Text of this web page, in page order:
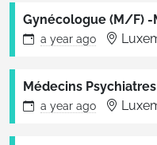
Gynécologue (M/F) -
a year ago
Médecins
a year ago